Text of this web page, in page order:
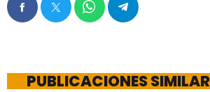
PUBLICACIONES